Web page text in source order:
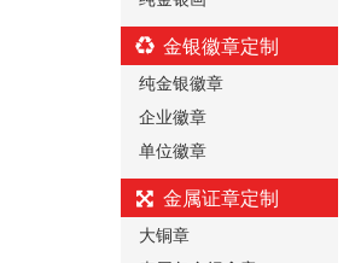
金银徽章定制
纯金银徽章
企业徽章
单位徽章
金属证章定制
大铜章